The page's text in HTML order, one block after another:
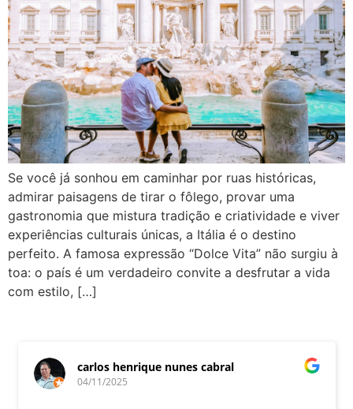
Se você já sonhou em caminhar por ruas históricas,
admirar paisagens de tirar o fôlego, provar uma
gastronomia que mistura tradição e criatividade e viver
experiências culturais únicas, a Itália é o destino
perfeito. A famosa expressão “Dolce Vita” não surgiu à
toa: o país é um verdadeiro convite a desfrutar a vida
com estilo, […]
carlos henrique nunes cabral
04/11/2025